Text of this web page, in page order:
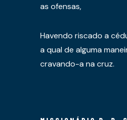
as ofensas,
Havendo riscado a
a qual de alguma
cravando-a na cruz.